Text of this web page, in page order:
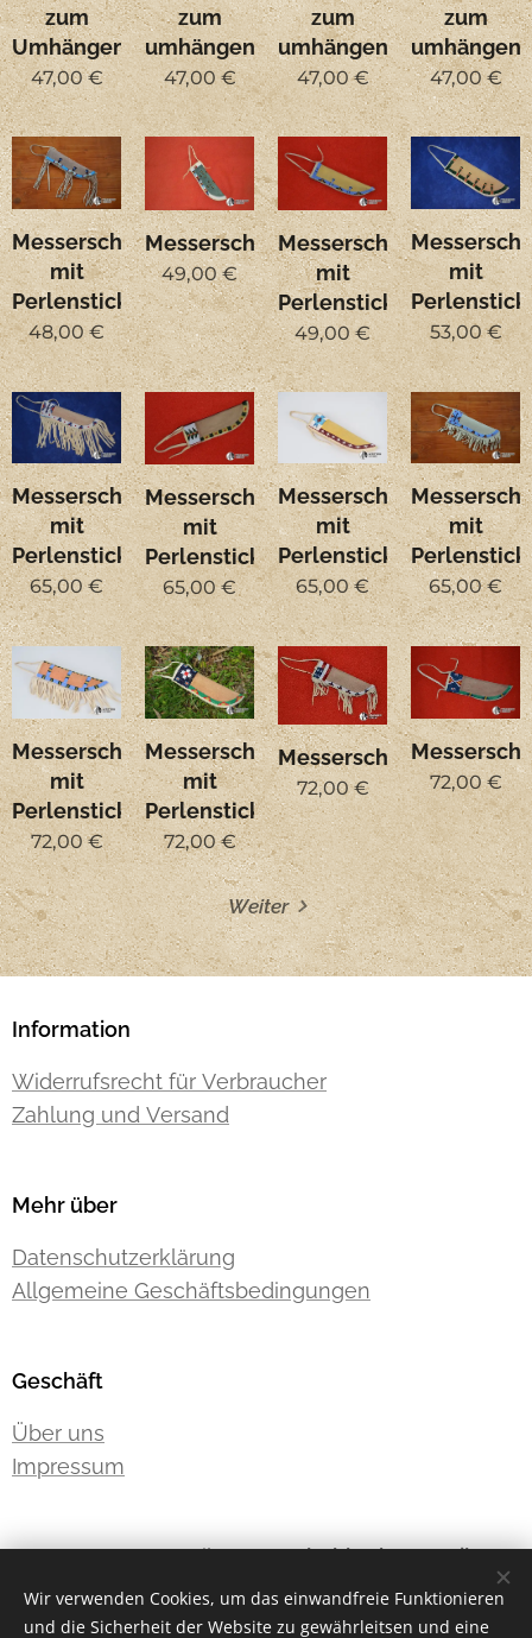
zum
Umhängen
47,00€
zum
umhängen
47,00€
zum
umhängen
47,00€
zum
umhängen
47,00€
Messerscheide
mit
Perlenstickerei
48,00€
Messerscheide
49,00€
Messerscheide
mit
Perlenstickerei
49,00€
mit
53,00€
Messerscheide
mit
Perlenstickerei
65,00€
Messerscheide
mit
Perlenstickerei
65,00€
Messerscheide
mit
Perlenstickerei
65,00€
mit
65,00€
Messerscheide
mit
Perlenstickerei
72,00€
Messerscheide
mit
Perlenstickerei
72,00€
Messerscheide
72,00€ 72,00€
Weiter
Information
Widerrufsrecht für Verbraucher
Zahlung und Versand
Mehr über
Datenschutzerklärung
Allgemeine Geschäftsbedingungen
Geschäft
Über uns
Impressum
E-Mail:westernhobbyde@gmail.com
Telefon:+491776091185
Wir verwenden Cookies, um das einwandfreie Funktionieren
und die Sicherheit der Website zu gewährleitsen und eine